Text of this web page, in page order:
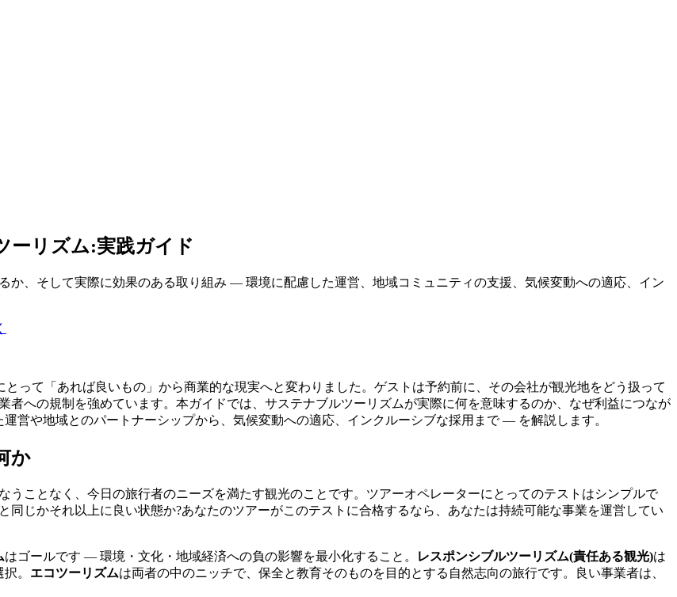
ーリズム:実践ガイド
か、そして実際に効果のある取り組み — 環境に配慮した運営、地域コミュニティの支援、気候変動への適応、イン
って「あれば良いもの」から商業的な現実へと変わりました。ゲストは予約前に、その会社が観光地をどう扱って
への規制を強めています。本ガイドでは、サステナブルツーリズムが実際に何を意味するのか、なぜ利益につなが
営や地域とのパートナーシップから、気候変動への適応、インクルーシブな採用まで — を解説します。
か
ことなく、今日の旅行者のニーズを満たす観光のことです。ツアーオペレーターにとってのテストはシンプルで
じかそれ以上に良い状態か?あなたのツアーがこのテストに合格するなら、あなたは持続可能な事業を運営してい
はゴールです — 環境・文化・地域経済への負の影響を最小化すること。 レスポンシブルツーリズム(責任ある観光)は
。 エコツーリズムは両者の中のニッチで、保全と教育そのものを目的とする自然志向の旅行です。良い事業者は、